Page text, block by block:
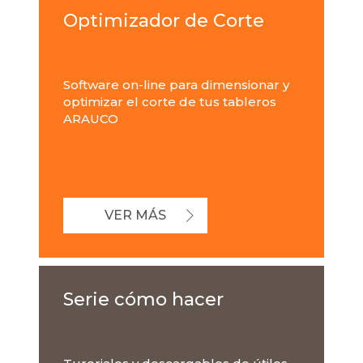
Optimizador de Corte
Software on-line para dimensionar y
optimizar el corte de tus tableros
ARAUCO
VER MÁS
Serie cómo hacer